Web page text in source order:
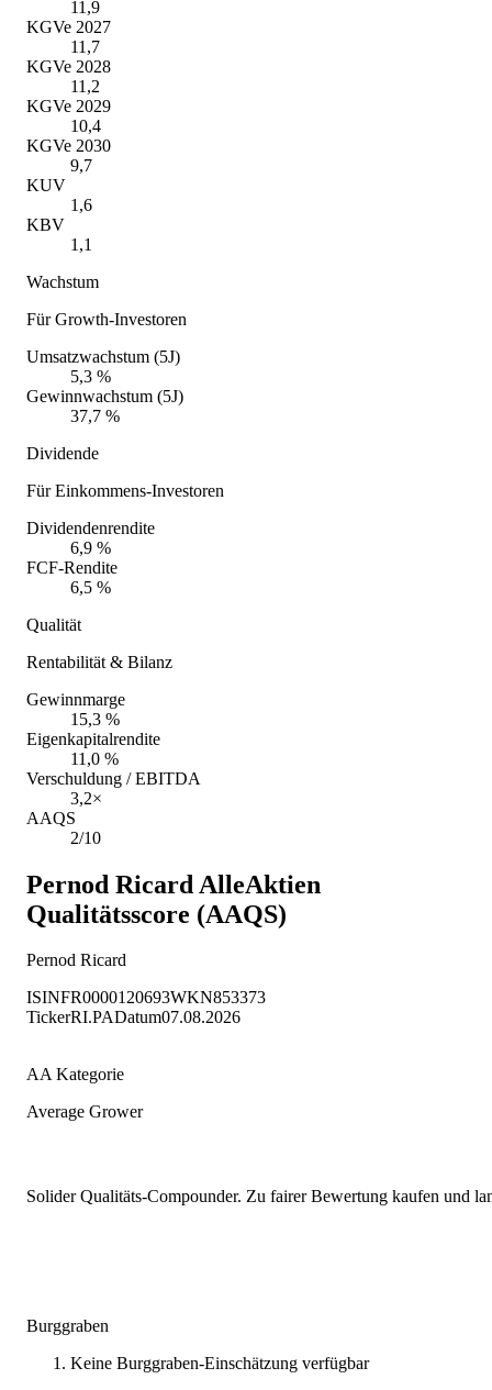
11,9
KGVe 2027
11,7
KGVe 2028
11,2
KGVe 2029
10,4
KGVe 2030
9,7
KUV
1,6
KBV
1,1
Wachstum
Für Growth-Investoren
Umsatzwachstum (5J)
5,3 %
Gewinnwachstum (5J)
37,7 %
Dividende
Für Einkommens-Investoren
Dividendenrendite
6,9 %
FCF-Rendite
6,5 %
Qualität
Rentabilität & Bilanz
Gewinnmarge
15,3 %
Eigenkapitalrendite
11,0 %
Verschuldung / EBITDA
3,2×
AAQS
2/10
Pernod Ricard AlleAktien
Qualitätsscore (AAQS)
Pernod Ricard
ISINFR0000120693WKN853373
TickerRI.PADatum07.08.2026
AA Kategorie
Average Grower
Solider Qualitäts-Compounder. Zu fairer Bewertung kaufen und
Burggraben
Keine Burggraben-Einschätzung verfügbar